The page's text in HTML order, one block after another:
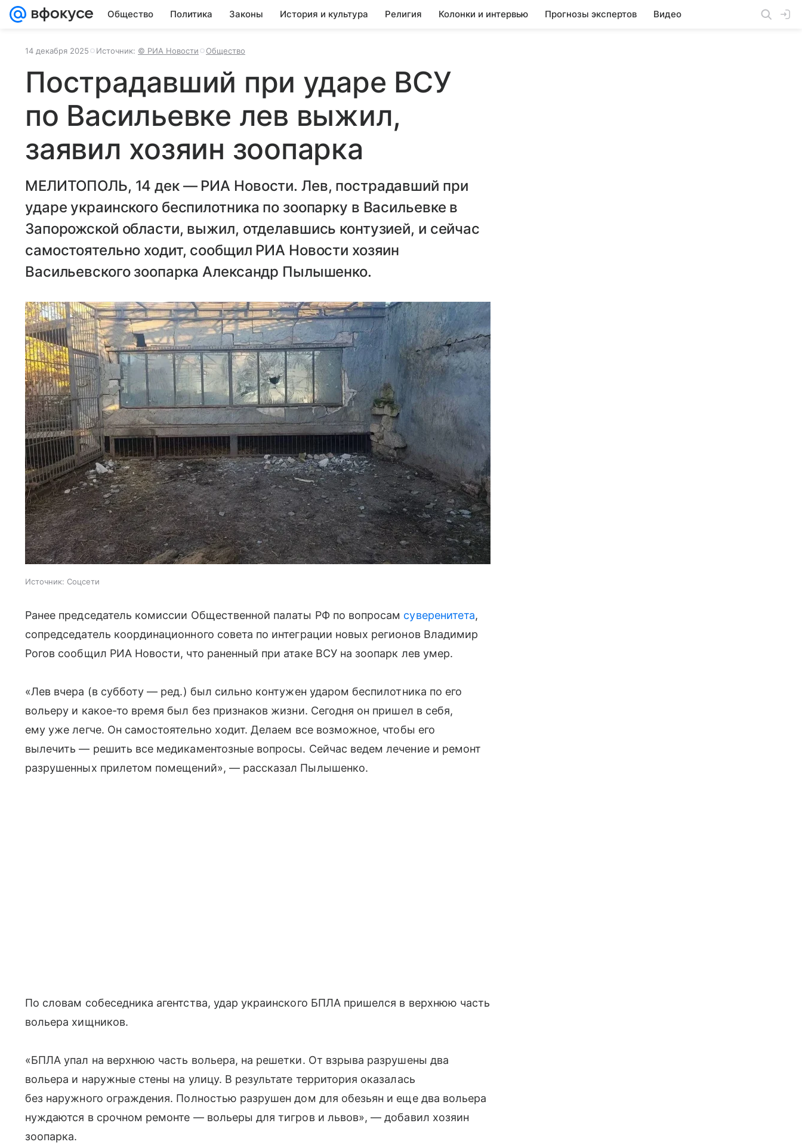
Общество Политика Законы История и культура Религия Колонки и интервью Прогнозы экспертов Видео
14 декабря 2025 Источник: © РИА Новости Общество
Пострадавший при ударе ВСУ
по Васильевке лев выжил,
заявил хозяин зоопарка
МЕЛИТОПОЛЬ, 14 дек — РИА Новости. Лев, пострадавший при
ударе украинского беспилотника по зоопарку в Васильевке в
Запорожской области, выжил, отделавшись контузией, и сейчас
самостоятельно ходит, сообщил РИА Новости хозяин
Васильевского зоопарка Александр Пылышенко.
Источник: Соцсети
Ранее председатель комиссии Общественной палаты РФ по вопросам суверенитета,
сопредседатель координационного совета по интеграции новых регионов Владимир
Рогов сообщил РИА Новости, что раненный при атаке ВСУ на зоопарк лев умер.
«Лев вчера (в субботу — ред.) был сильно контужен ударом беспилотника по его
вольеру и какое-то время был без признаков жизни. Сегодня он пришел в себя,
ему уже легче. Он самостоятельно ходит. Делаем все возможное, чтобы его
вылечить — решить все медикаментозные вопросы. Сейчас ведем лечение и ремонт
разрушенных прилетом помещений», — рассказал Пылышенко.
По словам собеседника агентства, удар украинского БПЛА пришелся в верхнюю часть
вольера хищников.
«БПЛА упал на верхнюю часть вольера, на решетки. От взрыва разрушены два
вольера и наружные стены на улицу. В результате территория оказалась
без наружного ограждения. Полностью разрушен дом для обезьян и еще два вольера
нуждаются в срочном ремонте — вольеры для тигров и львов», — добавил хозяин
зоопарка.